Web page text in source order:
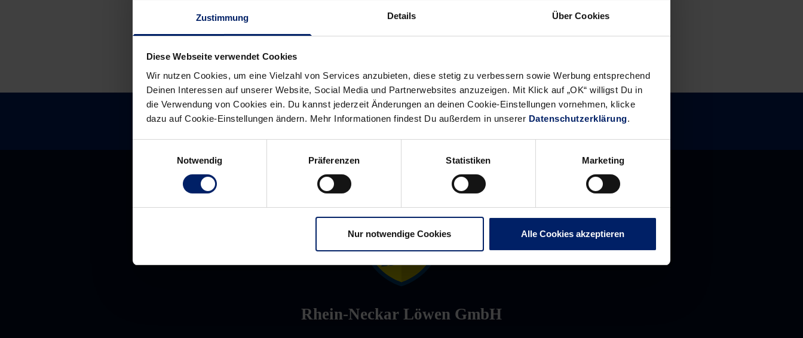
Zustimmung Details Über Cookies
Diese Webseite verwendet Cookies
Wir nutzen Cookies, um eine Vielzahl von Services anzubieten, diese stetig zu verbessern sowie Werbung entsprechend
Deinen Interessen auf unserer Website, Social Media und Partnerwebsites anzuzeigen. Mit Klick auf „OK“ willigst Du in
die Verwendung von Cookies ein. Du kannst jederzeit Änderungen an deinen Cookie-Einstellungen vornehmen, klicke
dazu auf Cookie-Einstellungen ändern. Mehr Informationen findest Du außerdem in unserer Datenschutzerklärung.
Notwendig
Präferenzen Statistiken Marketing
Nur notwendige Cookies Alle Cookies akzeptieren
aus
der
Pfalz
mit
Wundertüte“
Rhein-Neckar Löwen GmbH